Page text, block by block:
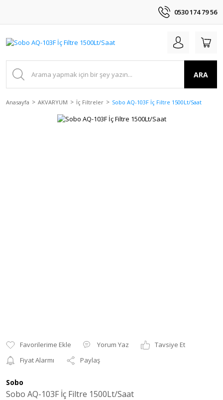
0530 174 79 56
ARA
Anasayfa AKVARYUM İç Filtreler Sobo AQ-103F İç Filtre 1500Lt/Saat
Yorum Yaz
Tavsiye Et
Fiyat Alarmı
Paylaş
Sobo
Sobo AQ-103F İç Filtre 1500Lt/Saat